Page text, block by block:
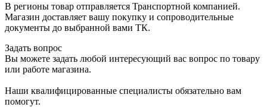
В регионы товар отправляется Транспортной компанией.
Магазин доставляет вашу покупку и сопроводительные
документы до выбранной вами ТК.
Задать вопрос
Вы можете задать любой интересующий вас вопрос по товару
или работе магазина.
Наши квалифицированные специалисты обязательно вам
помогут.